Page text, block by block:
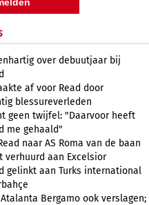
over debuutjaar bij
af voor Read door
blessureverleden
geen twijfel: "Daarvoor heeft
me gehaald"
naar AS Roma van de baan
verhuurd aan Excelsior
gelinkt aan Turks international
Atalanta Bergamo ook verslagen;